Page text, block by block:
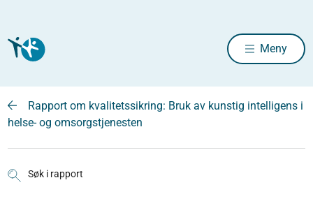
Meny
Rapport om kvalitetssikring: Bruk av kunstig intelligens i
helse- og omsorgstjenesten
Søk i rapport